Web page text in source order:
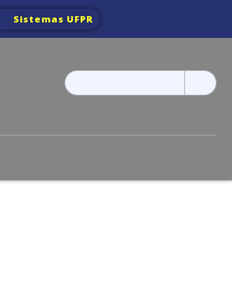
Sistemas UFPR
Pesquisar
por: